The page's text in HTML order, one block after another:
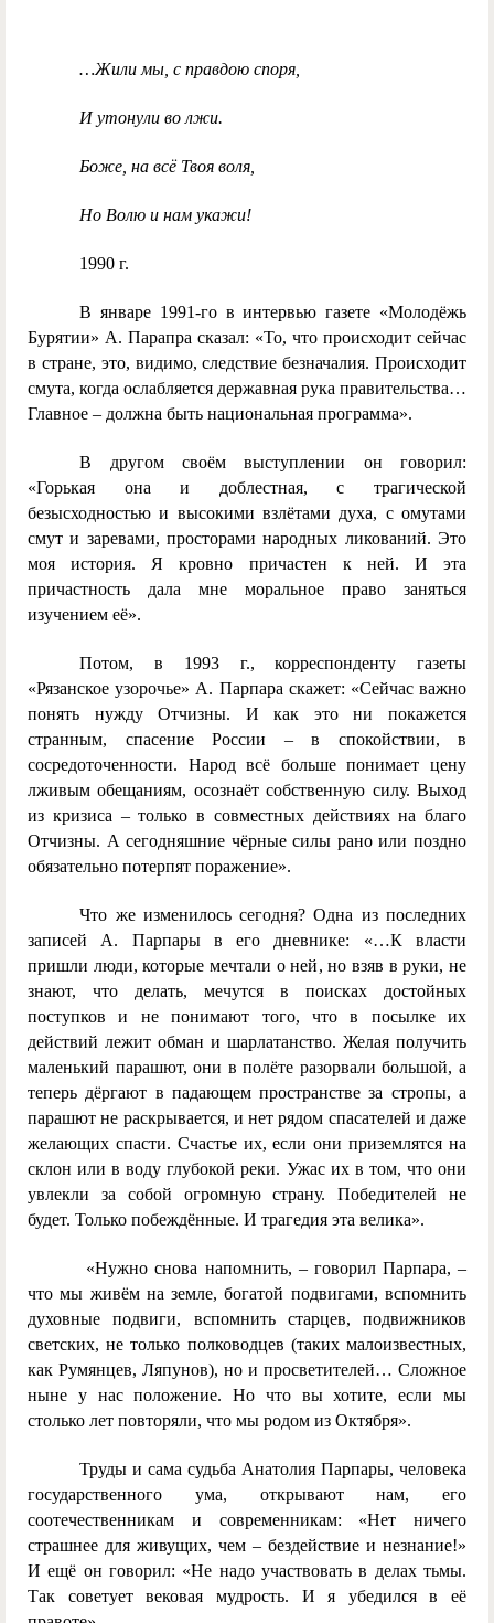
…Жили мы, с правдою споря,
И утонули во лжи.
Боже, на всё Твоя воля,
Но Волю и нам укажи!
1990 г.
В январе 1991-го в интервью газете «Молодёжь
Бурятии» А. Парапра сказал: «То, что происходит сейчас
в стране, это, видимо, следствие безначалия. Происходит
смута, когда ослабляется державная рука правительства…
Главное – должна быть национальная программа».
В другом своём выступлении он говорил:
«Горькая она и доблестная, с трагической
безысходностью и высокими взлётами духа, с омутами
смут и заревами, просторами народных ликований. Это
моя история. Я кровно причастен к ней. И эта
причастность дала мне моральное право заняться
изучением её».
Потом, в 1993 г., корреспонденту газеты
«Рязанское узорочье» А. Парпара скажет: «Сейчас важно
понять нужду Отчизны. И как это ни покажется
странным, спасение России – в спокойствии, в
сосредоточенности. Народ всё больше понимает цену
лживым обещаниям, осознаёт собственную силу. Выход
из кризиса – только в совместных действиях на благо
Отчизны. А сегодняшние чёрные силы рано или поздно
обязательно потерпят поражение».
Что же изменилось сегодня? Одна из последних
записей А. Парпары в его дневнике: «…К власти
пришли люди, которые мечтали о ней, но взяв в руки, не
знают, что делать, мечутся в поисках достойных
поступков и не понимают того, что в посылке их
действий лежит обман и шарлатанство. Желая получить
маленький парашют, они в полёте разорвали большой, а
теперь дёргают в падающем пространстве за стропы, а
парашют не раскрывается, и нет рядом спасателей и даже
желающих спасти. Счастье их, если они приземлятся на
склон или в воду глубокой реки. Ужас их в том, что они
увлекли за собой огромную страну. Победителей не
будет. Только побеждённые. И трагедия эта велика».
«Нужно снова напомнить, – говорил Парпара, –
что мы живём на земле, богатой подвигами, вспомнить
духовные подвиги, вспомнить старцев, подвижников
светских, не только полководцев (таких малоизвестных,
как Румянцев, Ляпунов), но и просветителей… Сложное
ныне у нас положение. Но что вы хотите, если мы
столько лет повторяли, что мы родом из Октября».
Труды и сама судьба Анатолия Парпары, человека
государственного ума, открывают нам, его
соотечественникам и современникам: «Нет ничего
страшнее для живущих, чем – бездействие и незнание!»
И ещё он говорил: «Не надо участвовать в делах тьмы.
Так советует вековая мудрость. И я убедился в её